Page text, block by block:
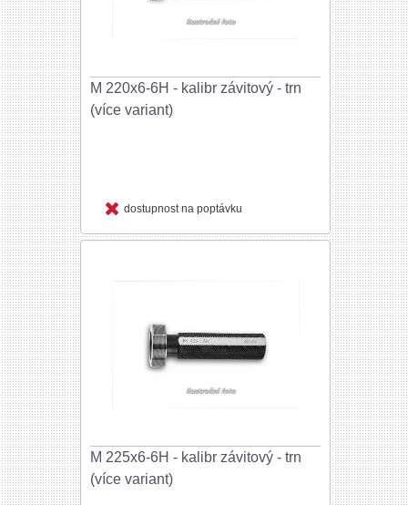
M 220x6-6H - kalibr závitový - trn
(více variant)
dostupnost na poptávku
M 225x6-6H - kalibr závitový - trn
(více variant)